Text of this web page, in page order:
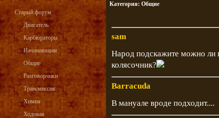
Старый форум
Двигатель
Карбюраторы
Начинающим
Общие
Разговорчики
Трансмиссия
Химия
Ходовая
Категория: Общие
sam
Народ подскажите можно ли
колясочник?
Barracuda
В мануале вроде подходит....